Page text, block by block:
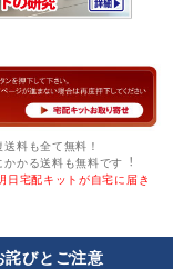
料も全て無料！
かる送料も無料です︕
宅配キットが自宅に届き
詫びとご注意